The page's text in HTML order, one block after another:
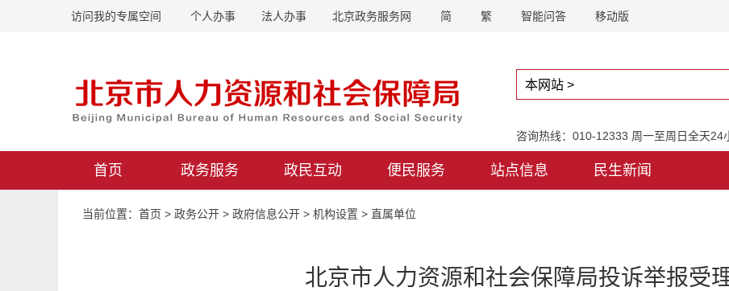
访问我的专属空间 个人办事 法人办事 北京政务服务网 简 繁 智能问答 移动版
咨询热线：010-12333 周一至周日全天24
首页 政务服务 政民互动 便民服务 站点信息 民生新闻
当前位置： 首页 > 政务公开 > 政府信息公开 > 机构设置 > 直属单位
北京市人力资源和社会保障局投诉举报受